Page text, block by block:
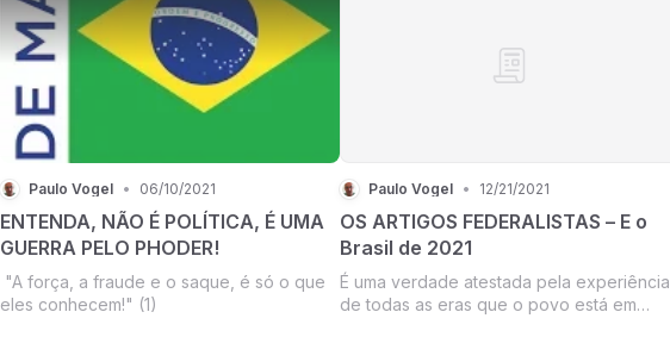
Paulo Vogel • 06/10/2021
ENTENDA, NÃO É POLÍTICA, É UMA
GUERRA PELO PHODER!
"A força, a fraude e o saque, é só o que
eles conhecem!" (1)
Paulo Vogel • 12/21/2021
OS ARTIGOS FEDERALISTAS – E o
Brasil de 2021
É uma verdade atestada pela experiência
de todas as eras que o povo está em